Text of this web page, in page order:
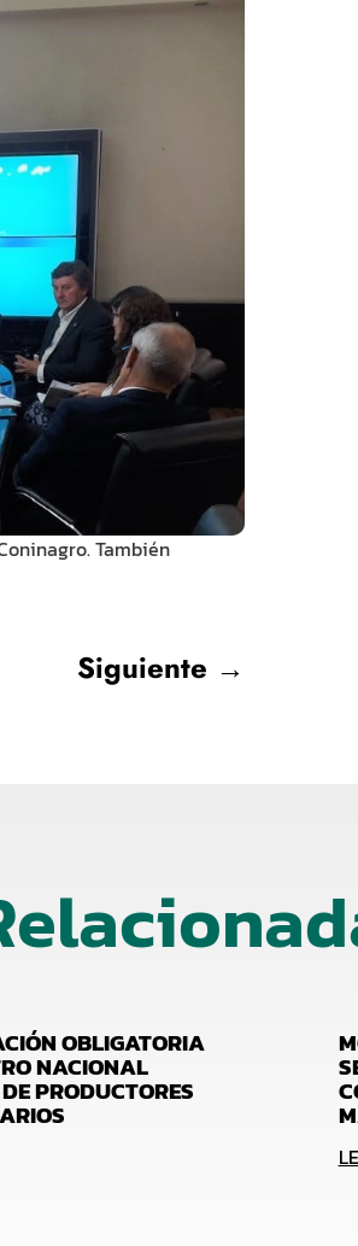
También
Siguiente →
OBLIGATORIA
NACIONAL
PRODUCTORES